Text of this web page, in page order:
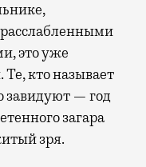
это уже
кто называет
завидуют — год
загара
зря.